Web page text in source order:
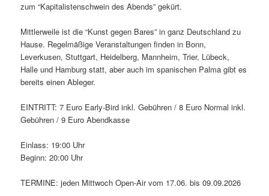
zum “Kapitalistenschwein des Abends” gekürt.
Mittlerweile ist die “Kunst gegen Bares” in ganz Deutschland zu
Hause. Regelmäßige Veranstaltungen finden in Bonn,
Leverkusen, Stuttgart, Heidelberg, Mannheim, Trier, Lübeck,
Halle und Hamburg statt, aber auch im spanischen Palma gibt es
bereits einen Ableger.
EINTRITT: 7 Euro Early-Bird inkl. Gebühren / 8 Euro Normal inkl.
Gebühren / 9 Euro Abendkasse
Einlass: 19:00 Uhr
Beginn: 20:00 Uhr
TERMINE: jeden Mittwoch Open-Air vom 17.06. bis 09.09.2026